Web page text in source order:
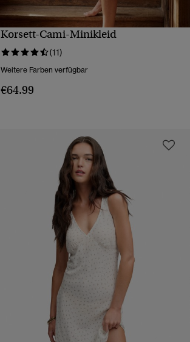
Korsett-Cami-Minikleid
(11)
Weitere Farben verfügbar
€64.99